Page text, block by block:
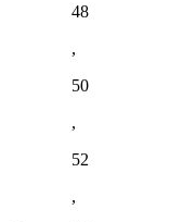
48
,
50
,
52
,